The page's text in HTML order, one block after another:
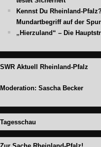
Kennst Du Rheinland-
Mundartbegriff auf der Spur
„Hierzuland“ – Die
SWR Aktuell Rheinland-Pfalz
Moderation: Sascha Becker
Tagesschau